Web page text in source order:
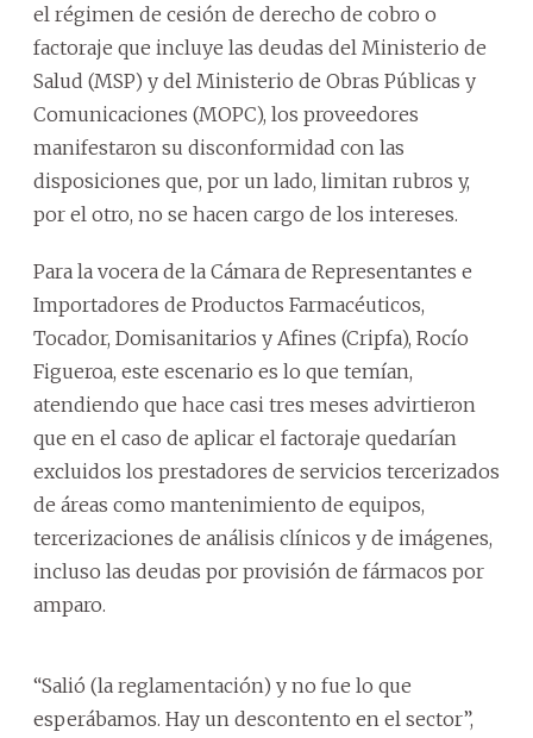
el régimen de cesión de derecho de cobro o
factoraje que incluye las deudas del Ministerio de
Salud (MSP) y del Ministerio de Obras Públicas y
Comunicaciones (MOPC), los proveedores
manifestaron su disconformidad con las
disposiciones que, por un lado, limitan rubros y,
por el otro, no se hacen cargo de los intereses.
Para la vocera de la Cámara de Representantes e
Importadores de Productos Farmacéuticos,
Tocador, Domisanitarios y Afines (Cripfa), Rocío
Figueroa, este escenario es lo que temían,
atendiendo que hace casi tres meses advirtieron
que en el caso de aplicar el factoraje quedarían
excluidos los prestadores de servicios tercerizados
de áreas como mantenimiento de equipos,
tercerizaciones de análisis clínicos y de imágenes,
incluso las deudas por provisión de fármacos por
amparo.
“Salió (la reglamentación) y no fue lo que
esperábamos. Hay un descontento en el sector”,